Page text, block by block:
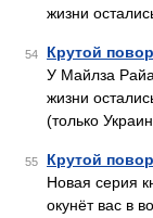
жизни
54 Крутой
У Майлза
жизни
(только
55 Крутой
Новая серия
окунёт вас в